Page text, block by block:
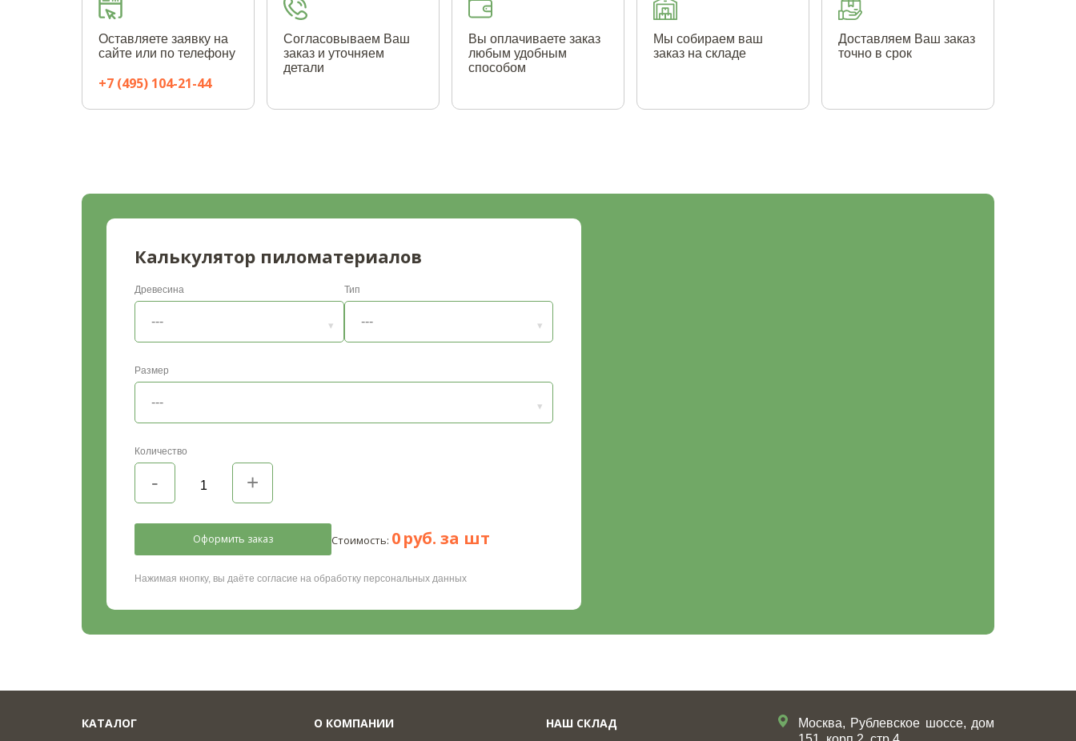
Оставляете заявку на
сайте или по телефону
+7 (495) 104-21-44
Согласовываем Ваш
заказ и уточняем
детали
Вы оплачиваете заказ
любым удобным
способом
Мы собираем ваш
заказ на складе
Доставляем Ваш заказ
точно в срок
Калькулятор пиломатериалов
Древесина Тип
Размер
Количество
Оформить заказ Стоимость: 0руб. за шт
Нажимая кнопку, вы даёте согласие на обработку персональных данных
КАТАЛОГ О КОМПАНИИ НАШ СКЛАД
Москва, Рублевское шоссе, дом